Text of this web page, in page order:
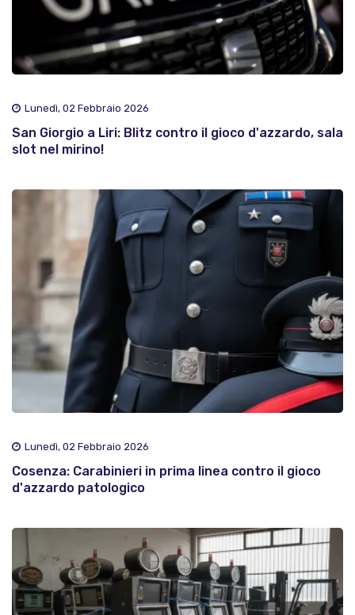
Lunedì, 02 Febbraio 2026
San Giorgio a Liri: Blitz contro il gioco d'azzardo, sala
slot nel mirino!
Lunedì, 02 Febbraio 2026
Cosenza: Carabinieri in prima linea contro il gioco
d'azzardo patologico